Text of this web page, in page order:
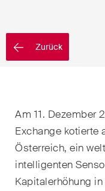
EN
Zurück
Am 11. Dezember
Exchange kotierte
Österreich, ein
intelligenten
Kapitalerhöhung
Nachname
E-Mail*
Sprache*